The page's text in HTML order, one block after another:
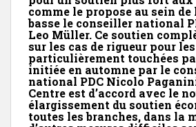
comme le propose au sein de
basse le conseiller national
Leo Müller. Ce soutien
sur les cas de rigueur pour
particulièrement touchées
initiée en automne par le
national PDC Nicolo
Centre est d’accord avec le
élargissement du soutien
toutes les branches, dans la